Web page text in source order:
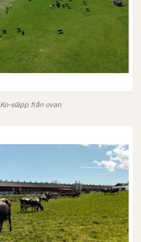
Ko-släpp från ovan